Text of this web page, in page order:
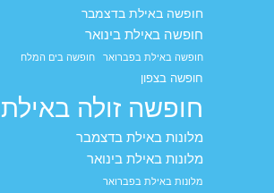
חופשה באילת בדצמבר
חופשה באילת בינואר
חופשה באילת בפברואר חופשה בים המלח
חופשה בצפון
חופשה זולה באילת
מלונות באילת בדצמבר
מלונות באילת בינואר
מלונות באילת בפברואר